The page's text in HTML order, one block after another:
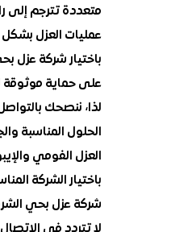
متعددة تترجم إلى
عمليات العزل
باختيار شركة عزل
على حماية موثوقة
لذا، ننصحك
الحلول المناسبة
العزل الفومي
باختيار الشركة
شركة عزل بحي